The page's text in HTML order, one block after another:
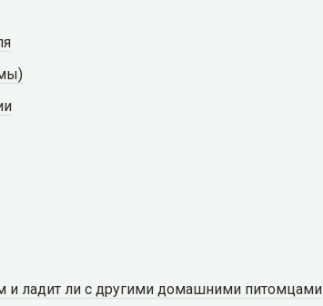
и ладит ли с другими домашними питомцами